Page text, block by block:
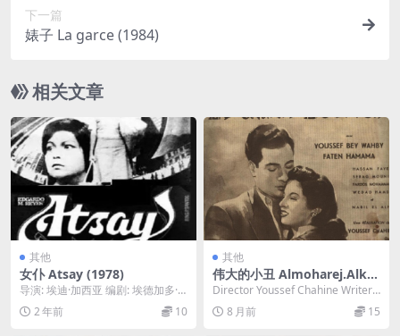
下一篇
婊子 La garce (1984)
相关文章
其他
女仆 Atsay (1978)
导演: 埃迪·加西亚 编剧: 埃德加多·
雷耶斯 主演: 诺拉·阿诺尔 / Arm...
2 年前 10
其他
伟大的小丑 Almoharej.Alka
bir.1952
Director Youssef Chahine Writers
Youssef...
8 月前 15